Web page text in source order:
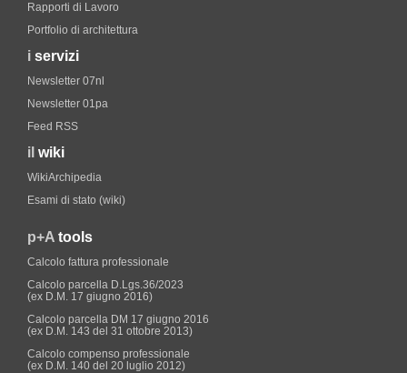
Rapporti di Lavoro
Portfolio di architettura
i servizi
Newsletter 07nl
Newsletter 01pa
Feed RSS
il wiki
WikiArchipedia
Esami di stato (wiki)
p+A tools
Calcolo fattura professionale
Calcolo parcella D.Lgs.36/2023
(ex D.M. 17 giugno 2016)
Calcolo parcella DM 17 giugno 2016
(ex D.M. 143 del 31 ottobre 2013)
Calcolo compenso professionale
(ex D.M. 140 del 20 luglio 2012)